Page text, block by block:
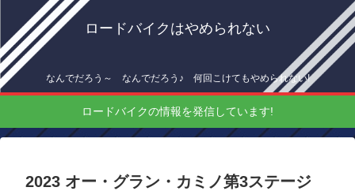
ロードバイクはやめられない
なんでだろう～ なんでだろう♪ 何回こけてもやめられない!
ロードバイクの情報を発信しています!
2023 オー・グラン・カミノ第3ステージ